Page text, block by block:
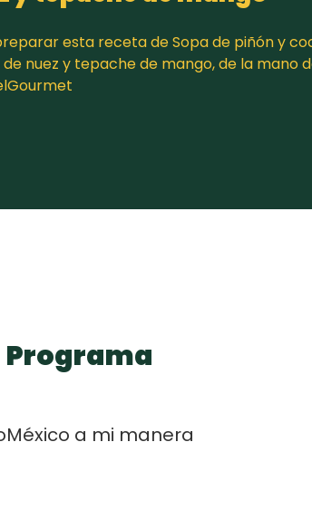
esta receta de Sopa de piñón y
nuez y tepache de mango, de la mano
Programa
México a mi manera